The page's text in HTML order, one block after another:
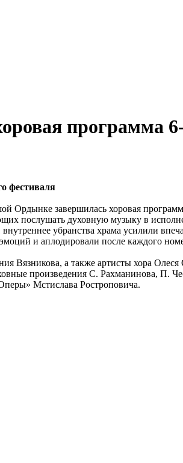
программа
фестиваля
Ордынке завершилась хоровая
послушать духовную музыку в
убранства храма усилили
и аплодировали после каждого
Вязникова, а также артисты хора
произведения С. Рахманинова, П.
Мстислава Ростроповича.